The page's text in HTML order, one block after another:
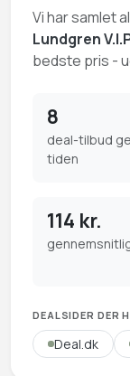
Vi har samlet
Lundgren
bedste pris -
8
deal-tilbud
tiden
114 kr.
DEALSIDER DER
Deal.dk